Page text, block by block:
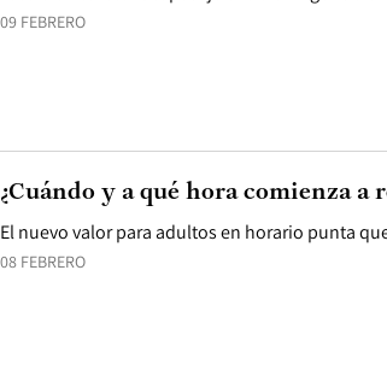
09 FEBRERO
08 FEBRERO
El nuevo valor para adultos en horario punta
¿Cuándo y a qué hora comienza a